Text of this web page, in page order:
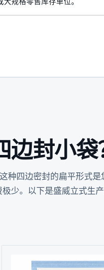
封小袋
四边密封的扁平形式
少。以下是盛威立式生